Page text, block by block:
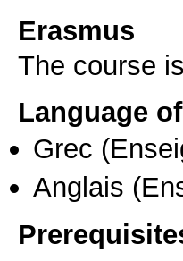
Erasmus
The course
Language
Grec
Anglais